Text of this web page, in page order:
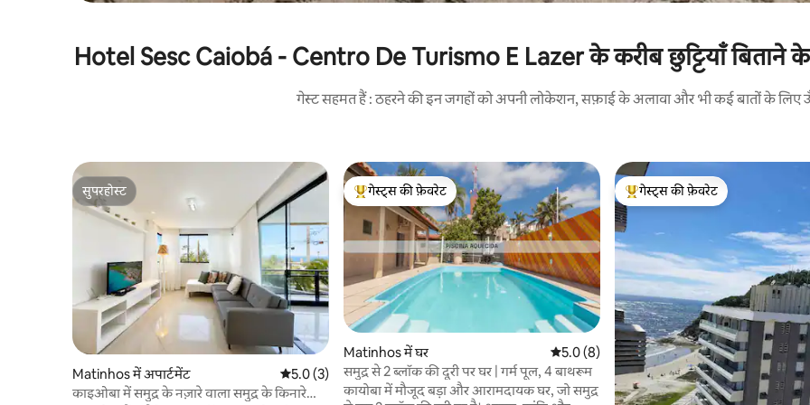
Hotel Sesc Caiobá - Centro De Turismo E Lazer के करीब छुट्टियाँ बिताने
गेस्ट सहमत हैं : ठहरने की इन जगहों को अपनी लोकेशन, सफ़ाई के अलावा और भी कई बातों के लिए
सुपरहोस्ट
सुपरहोस्ट
Matinhos में अपार्टमेंट औसत रेटिंग 5 में से 5.0, 3 समीक्षाएँ
5.0 (3)
काइओबा में समुद्र के नज़ारे वाला समुद्र के किनारे
गेस्ट्स का टॉप फ़ेवरेट
गेस्ट्स की फ़ेवरेट
Matinhos में घर औसत रेटिंग 5 में से 5.0, 8 समीक्षाएँ
5.0 (8)
समुद्र से 2 ब्लॉक की दूरी पर घर | गर्म पूल, 4 बाथरूम
कायोबा में मौजूद बड़ा और आरामदायक घर, जो समुद्र
गेस्ट्स का टॉप फ़ेवरेट
गेस्ट्स की फ़ेवरेट